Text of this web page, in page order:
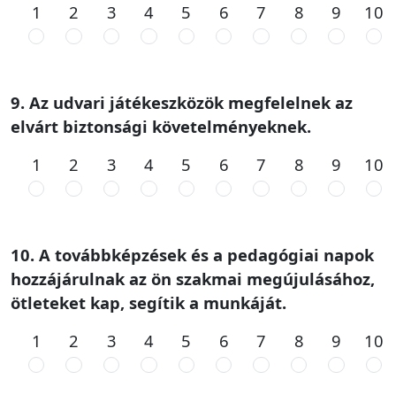
1
2 3 4 5 6 7 8 9 10
9. Az udvari játékeszközök megfelelnek az
elvárt biztonsági követelményeknek.
1
2 3 4 5 6 7 8 9 10
10. A továbbképzések és a pedagógiai napok
hozzájárulnak az ön szakmai megújulásához,
ötleteket kap, segítik a munkáját.
1
2 3 4 5 6 7 8 9 10